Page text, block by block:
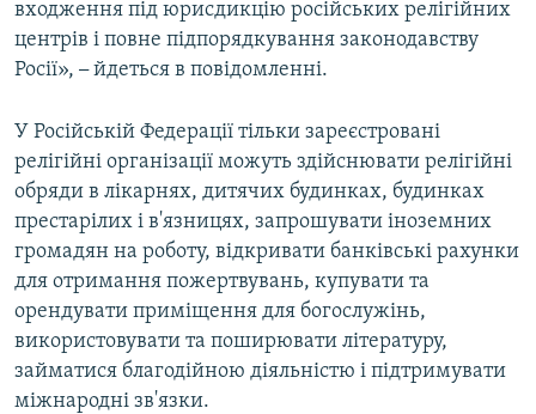
входження під юрисдикцію російських релігійних
центрів і повне підпорядкування законодавству
Росії», –йдеться в повідомленні.
У Російській Федерації тільки зареєстровані
релігійні організації можуть здійснювати релігійні
обряди в лікарнях, дитячих будинках, будинках
престарілих і в'язницях, запрошувати іноземних
громадян на роботу, відкривати банківські рахунки
для отримання пожертвувань, купувати та
орендувати приміщення для богослужінь,
використовувати та поширювати літературу,
займатися благодійною діяльністю і підтримувати
міжнародні зв'язки.